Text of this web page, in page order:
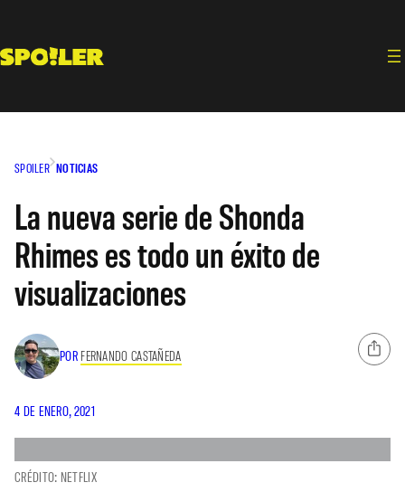
contenido
SPOILER NOTICIAS
La nueva serie de Shonda
Rhimes es todo un éxito de
visualizaciones
POR FERNANDO CASTAÑEDA
4 DE ENERO, 2021
CRÉDITO: NETFLIX